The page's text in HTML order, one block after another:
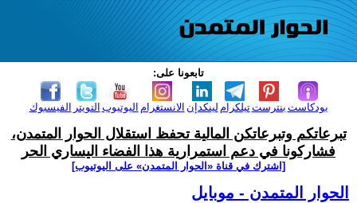
تابعونا على:
الفيسبوك التويتر اليوتيوب الانستغرام لينكدإن تيلكرامبنترست بودكاست
تبرعاتكم وتبرعاتكن المالية تحفظ استقلال الحوار المتمدن،
فشاركونا في دعم استمرارية هذا الفضاء اليساري الحر
[اشترك في قناة ‫«الحوار المتمدن» على اليوتيوب]
الحوار المتمدن - موبايل